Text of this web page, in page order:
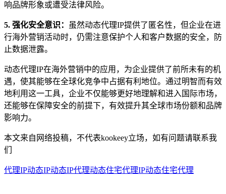
响品牌形象或遭受法律风险。
5. 强化安全意识：
虽然动态代理IP提供了匿名性，但企业在进
行海外营销活动时，仍需注意保护个人和客户数据的安全，防
止数据泄露。
动态代理IP在海外营销中的应用，为企业提供了前所未有的机
遇，使其能够在全球化竞争中占据有利地位。通过明智而有效
地利用这一工具，企业不仅能够更好地理解和进入国际市场，
还能够在保障安全的前提下，有效提升其全球市场份额和品牌
影响力。
本文来自网络投稿，不代表kookeey立场，如有问题请联系我
们
代理IP动态IP动态IP代理动态住宅代理IP动态住宅代理